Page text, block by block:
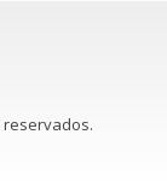
reservados.